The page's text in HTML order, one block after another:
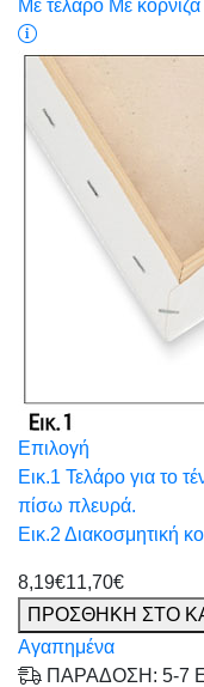
Με τελάρο Με κορνίζα
Επιλογή
Εικ.1 Τελάρο για το
πίσω πλευρά.
Εικ.2 Διακοσμητική
8,19€11,70€
ΠΡΟΣΘΗΚΗ ΣΤΟ
Αγαπημένα
ΠΑΡΑΔΟΣΗ: 5-7